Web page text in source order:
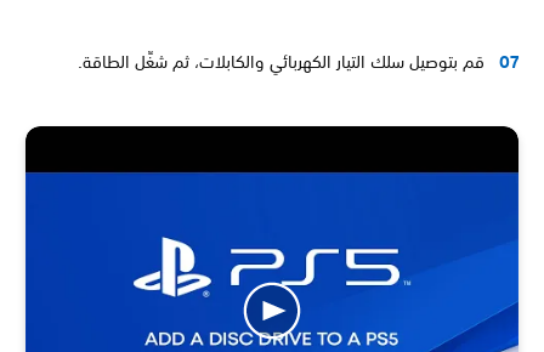
قم بتوصيل سلك التيار الكهربائي والكابلات، ثم شغِّل الطاقة.